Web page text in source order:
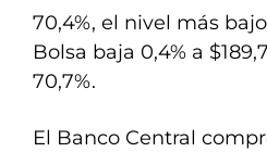
70,4%, el nivel más
Bolsa baja 0,4% a
70,7%.
El Banco Central